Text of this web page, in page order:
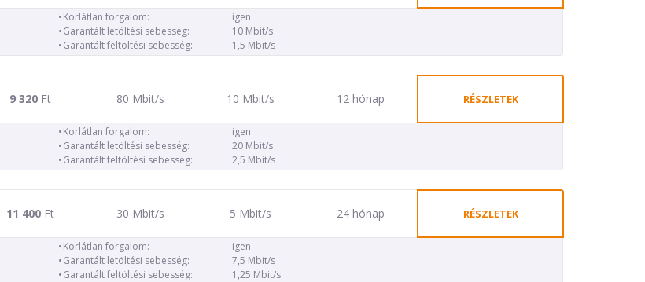
Korlátlan forgalom:
igen
Garantált letöltési sebesség:
10 Mbit/s
Garantált feltöltési sebesség:
1,5 Mbit/s
9 320Ft 80 Mbit/s 10 Mbit/s 12 hónap RÉSZLETEK
Korlátlan forgalom:
igen
Garantált letöltési sebesség:
20 Mbit/s
Garantált feltöltési sebesség:
2,5 Mbit/s
11 400Ft 30 Mbit/s 5 Mbit/s 24 hónap RÉSZLETEK
Korlátlan forgalom:
igen
Garantált letöltési sebesség:
7,5 Mbit/s
Garantált feltöltési sebesség:
1,25 Mbit/s